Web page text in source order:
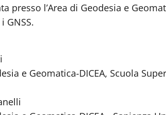
presso l’Area di Geodesia e
GNSS.
e Geomatica-DICEA, Scuola